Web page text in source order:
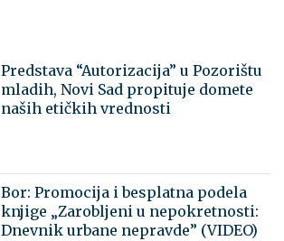
Predstava “Autorizacija” u Pozorištu
mladih, Novi Sad propituje domete
naših etičkih vrednosti
Bor: Promocija i besplatna podela
knjige „Zarobljeni u nepokretnosti:
Dnevnik urbane nepravde” (VIDEO)